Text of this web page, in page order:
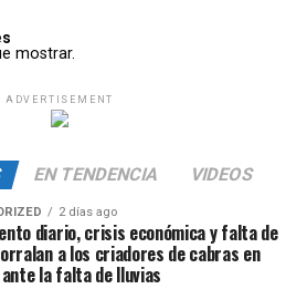
mostrar.
ADVERTISEMENT
EN TENDENCIA VIDEOS
2 días ago
diario, crisis económica y falta de
a los criadores de cabras en
ante la falta de lluvias